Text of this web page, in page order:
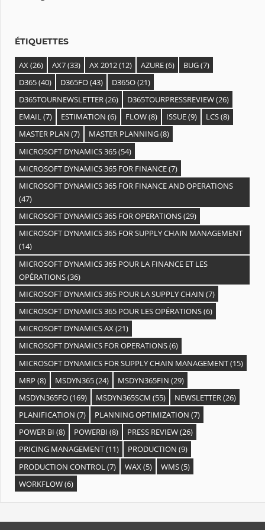
ÉTIQUETTES
AX(26) AX7(33) AX 2012(12) AZURE(6) BUG(7)
D365(40) D365FO(43) D365O(21)
D365TOURNEWSLETTER(26) D365TOURPRESSREVIEW(26)
EMAIL(7) ESTIMATION (6) FLOW(8) ISSUE(9) LCS(8)
MASTER PLAN (7) MASTER PLANNING(8)
MICROSOFT DYNAMICS 365(54)
MICROSOFT DYNAMICS 365 FOR FINANCE(7)
MICROSOFT DYNAMICS 365 FOR FINANCE AND OPERATIONS
(47)
MICROSOFT DYNAMICS 365 FOR OPERATIONS(29)
MICROSOFT DYNAMICS 365 FOR SUPPLY CHAIN MANAGEMENT
(14)
MICROSOFT DYNAMICS 365 POUR LA FINANCE ET LES
OPÉRATIONS(36)
MICROSOFT DYNAMICS 365 POUR LA SUPPLY CHAIN (7)
MICROSOFT DYNAMICS 365 POUR LES OPÉRATIONS(6)
MICROSOFT DYNAMICS AX(21)
MICROSOFT DYNAMICS FOR OPERATIONS(6)
MICROSOFT DYNAMICS FOR SUPPLY CHAIN MANAGEMENT(15)
MRP (8) MSDYN365(24) MSDYN365FIN (29)
MSDYN365FO(169) MSDYN365SCM (55) NEWSLETTER(26)
PLANIFICATION (7) PLANNING OPTIMIZATION (7)
POWER BI (8) POWERBI (8) PRESS REVIEW(26)
PRICING MANAGEMENT(11) PRODUCTION (9)
PRODUCTION CONTROL(7) WAX(5) WMS(5)
WORKFLOW(6)